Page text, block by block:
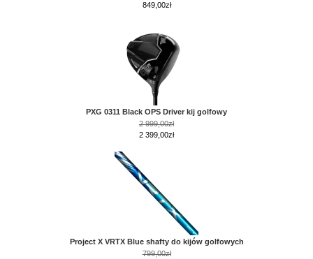
849,00zł
PXG 0311 Black OPS Driver kij golfowy
2 999,00zł
2 399,00zł
Project X VRTX Blue shafty do kijów golfowych
799,00zł